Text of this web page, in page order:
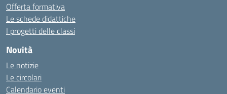
Offerta formativa
Le schede didattiche
I progetti delle classi
Novità
Le notizie
Le circolari
Calendario eventi